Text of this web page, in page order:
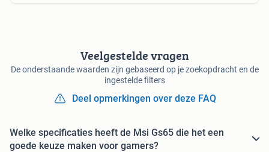
Veelgestelde vragen
De onderstaande waarden zijn gebaseerd op je zoekopdracht en de
ingestelde filters
Deel opmerkingen over deze FAQ
Welke specificaties heeft de Msi Gs65 die het een
goede keuze maken voor gamers?